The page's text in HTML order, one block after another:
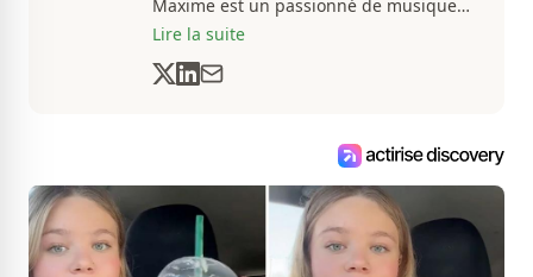
Maxime est un passionné de musique
et de basketball. Il suit de très près
du contenu informatif et divertissant.
Lire la suite